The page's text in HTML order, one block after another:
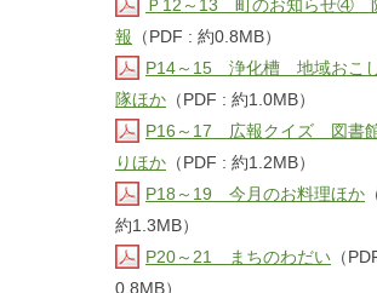
Ｐ12～13 町のお知らせ④
報 （PDF : 約0.8MB）
P14～15 浄化槽 地域おこ
隊ほか （PDF : 約1.0MB）
P16～17 広報クイズ 図書
りほか （PDF : 約1.2MB）
P18～19 今月のお料理ほか
約1.3MB）
P20～21 まちのわだい （
0.8MB）